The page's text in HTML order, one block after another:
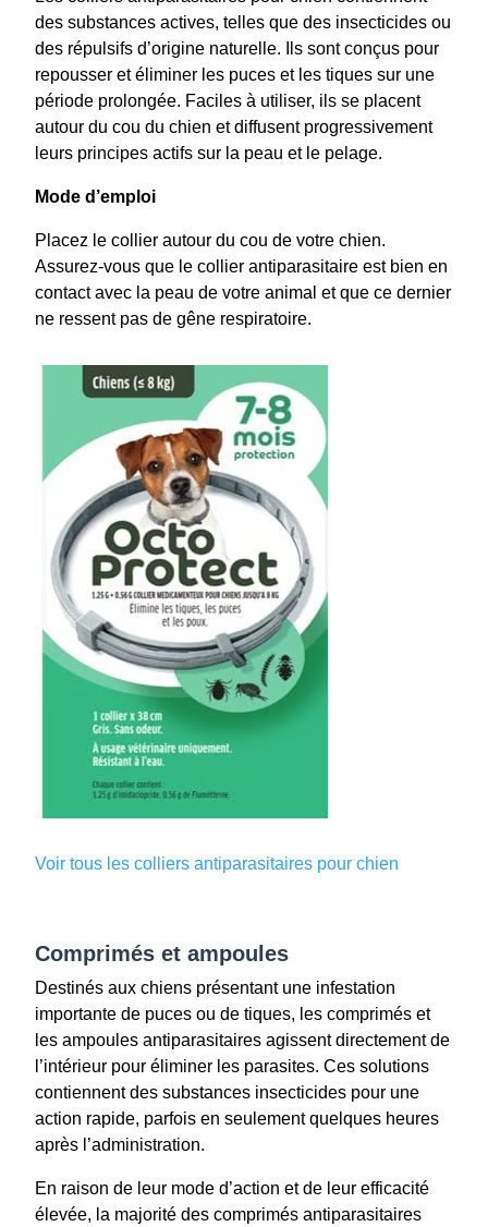
des substances actives, telles que des insecticides ou
des répulsifs d’origine naturelle. Ils sont conçus pour
repousser et éliminer les puces et les tiques sur une
période prolongée. Faciles à utiliser, ils se placent
autour du cou du chien et diffusent progressivement
leurs principes actifs sur la peau et le pelage.
Mode d’emploi
Placez le collier autour du cou de votre chien.
Assurez-vous que le collier antiparasitaire est bien en
contact avec la peau de votre animal et que ce dernier
ne ressent pas de gêne respiratoire.
Voir tous les colliers antiparasitaires pour chien
Comprimés et ampoules
Destinés aux chiens présentant une infestation
importante de puces ou de tiques, les comprimés et
les ampoules antiparasitaires agissent directement de
l’intérieur pour éliminer les parasites. Ces solutions
contiennent des substances insecticides pour une
action rapide, parfois en seulement quelques heures
après l’administration.
En raison de leur mode d’action et de leur efficacité
élevée, la majorité des comprimés antiparasitaires